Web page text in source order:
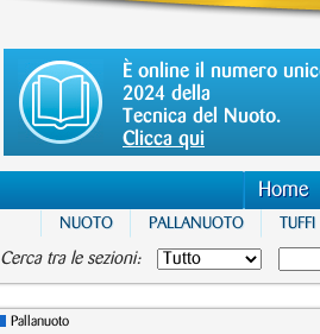
È online il numero
2024 della
Tecnica del Nuoto.
Clicca qui
Home
NUOTO PALLANUOTO TUFFI
Cerca tra le sezioni:
Pallanuoto